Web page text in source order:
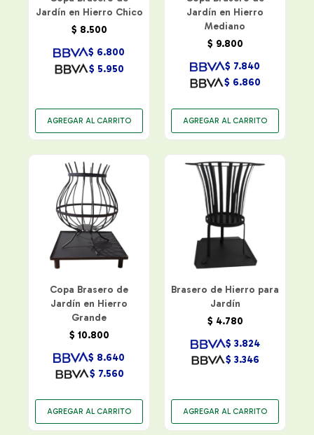
Jardín en Hierro Chico
$ 8.500
$ 5.950
$ 6.800
Jardín en Hierro
Mediano
$ 9.800
$ 6.860
$ 7.840
Copa Brasero de
Jardín en Hierro
Grande
$ 10.800
$ 7.560
$ 8.640
Brasero de Hierro para
Jardín
$ 4.780
$ 3.346
$ 3.824